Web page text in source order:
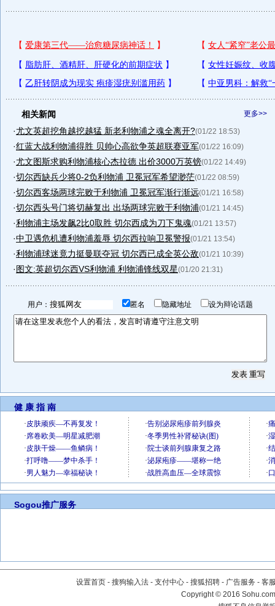
更多>>
相关新闻
·尤文英超挖角越挖越猛 新老利物浦之魂全离开?(01/22 18:53)
·红蓝大战利物浦得胜 贝帅心高欲争英超联赛亚军(01/22 16:09)
·尤文图斯求购利物浦核心杰拉德 出价3000万英镑(01/22 14:49)
·切尔西缺兵少将0-2负利物浦 卫冕冠军希望渺茫(01/22 08:59)
·切尔西客场两球完败于利物浦 卫冕冠军渐行渐远(01/21 16:58)
·切尔西头号门将切赫复出 出场两球完败于利物浦(01/21 14:45)
·利物浦主场发飙2比0取胜 切尔西成为刀下鬼魂(01/21 13:57)
·中卫遇危机遭利物浦羞辱 切尔西拉响卫冕警报(01/21 13:54)
·利物浦球迷竟力挺曼联夺冠 切尔西已成全英公敌(01/21 10:39)
·图文:英超切尔西VS利物浦 利物浦锋线双星(01/20 21:31)
用户： 匿名 隐藏地址 设为辩论话题
健 康 指 南
Sogou推广服务
设置首页 - 搜狗输入法 - 支付中心 - 搜狐招聘 - 广告服务 - 客
Copyright©2016